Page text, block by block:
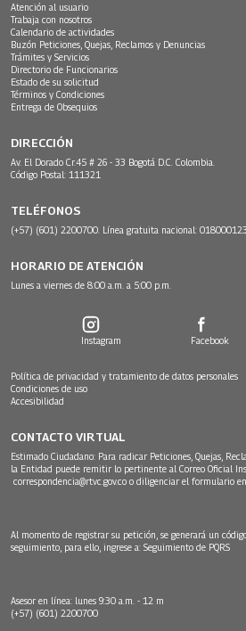
Atención al usuario
Trabaja con nosotros
Calendario de actividades
Buzón Peticiones, Quejas, Reclamos y Denuncias
Trámites y Servicios
Directorio de Funcionarios
Estado de su solicitud
Términos y Condiciones
Entrega de Obsequios
DIRECCIÓN
Av. El Dorado Cr.45 # 26 - 33 Bogotá D.C. Colombia.
Código Postal: 111321
TELÉFONOS
(+57) (601) 2200700. Línea gratuita nacional:
HORARIO DE ATENCIÓN
Lunes a viernes de 8:00 a.m. a 5:00 p.m.
Instagram Facebook
Política de privacidad y tratamiento de datos personales
Condiciones de uso
Accesibilidad
CONTACTO VIRTUAL
Estimado Ciudadano: Para radicar Peticiones, Quejas,
la Entidad puede remitir lo pertinente al Correo Oficial
correspondencia@rtvc.gov.co o diligenciar el formulario
Al momento de registrar su petición, se generará un
seguimiento, para ello, ingrese a: Seguimiento de PQRS
Asesor en línea: lunes 9:30 a.m. - 12 m
(+57) (601) 2200700